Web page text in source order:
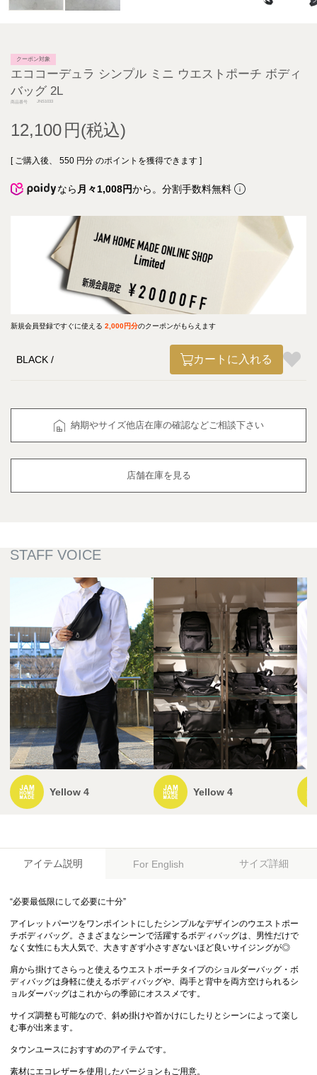
クーポン対象
エココーデュラ シンプル ミニ ウエストポーチ ボディ
バッグ 2L
商品番号 JNS1033
12,100
[ ご購入後、 550 円分 のポイントを獲得できます ]
なら 月々1,008円から。分割手数料無料
新規会員登録ですぐに使える 2,000円分のクーポンがもらえます
BLACK カートに入れる
納期やサイズ他店在庫の確認などご相談下さい
店舗在庫を見る
Yellow 4 Yellow 4
アイテム説明 For English サイズ詳細
“必要最低限にして必要に十分”
アイレットパーツをワンポイントにしたシンプルなデザインのウエストポー
チボディバッグ。さまざまなシーンで活躍するボディバッグは、男性だけで
なく女性にも大人気で、大きすぎず小さすぎないほど良いサイジングが◎
肩から掛けてさらっと使えるウエストポーチタイプのショルダーバッグ・ボ
ディバッグは身軽に使えるボディバッグや、両手と背中を両方空けられるシ
ョルダーバッグはこれからの季節にオススメです。
サイズ調整も可能なので、斜め掛けや首かけにしたりとシーンによって楽し
む事が出来ます。
タウンユースにおすすめのアイテムです。
素材にエコレザーを使用したバージョンもご用意。